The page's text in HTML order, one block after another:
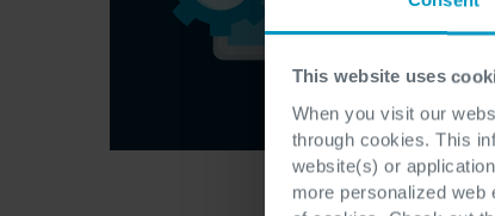
This website uses
When you visit our
through cookies. This
website(s) or
more personalized